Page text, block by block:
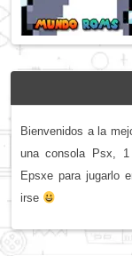
Bienvenidos a la
una consola Psx,
Epsxe para jugarlo
irse